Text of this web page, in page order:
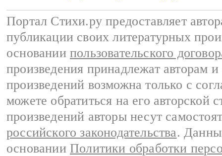
Портал Стихи.ру предоставляет
публикации своих литературных
основании пользовательского
произведения принадлежат авторам
произведений возможна только с
можете обратиться на его авторской
произведений авторы несут
российского законодательства.
основании Политики обработки